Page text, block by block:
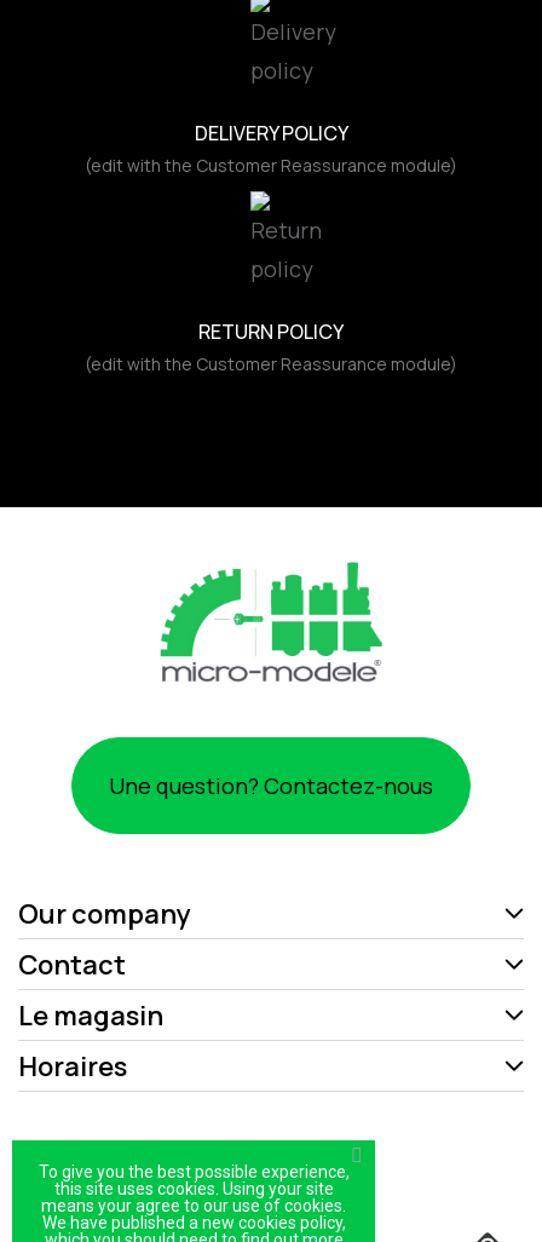
DELIVERY POLICY
(edit with the Customer Reassurance module)
RETURN POLICY
(edit with the Customer Reassurance module)
Une question? Contactez-nous
Our company
Contact
Le magasin
Horaires
Politique de confidentialité
Plan du site
To give you the best possible experience,
this site uses cookies. Using your site
means your agree to our use of cookies.
We have published a new cookies policy,